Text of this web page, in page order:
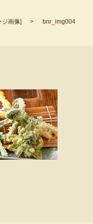
ジ画像] bnr_img004